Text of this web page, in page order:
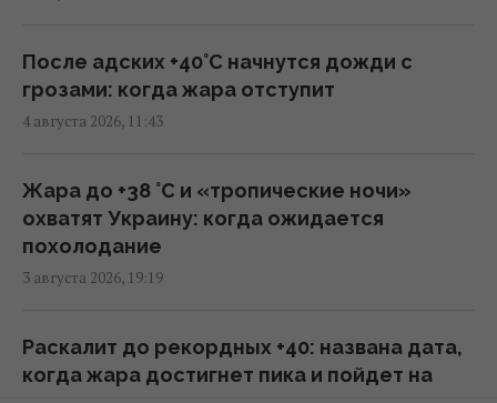
Трамп подписал указы об ограничении
гражданства по праву рождения в США
Инцидент в Лейпциге: в Германии
опровергли, что украинский самолет
перевозил боеприпасы
Ким Чен Ын с начала войны в Украине
После адских +40°C начнутся дожди с
грозами: когда жара отступит
4 августа 2026, 11:43
Жара до +38 °С и «тропические ночи»
охватят Украину: когда ожидается
похолодание
3 августа 2026, 19:19
Раскалит до рекордных +40: названа дата,
когда жара достигнет пика и пойдет на